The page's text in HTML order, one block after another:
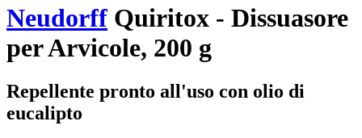
Neudorff Quiritox - Dissuasore
per Arvicole, 200 g
Repellente pronto all'uso con olio di
eucalipto